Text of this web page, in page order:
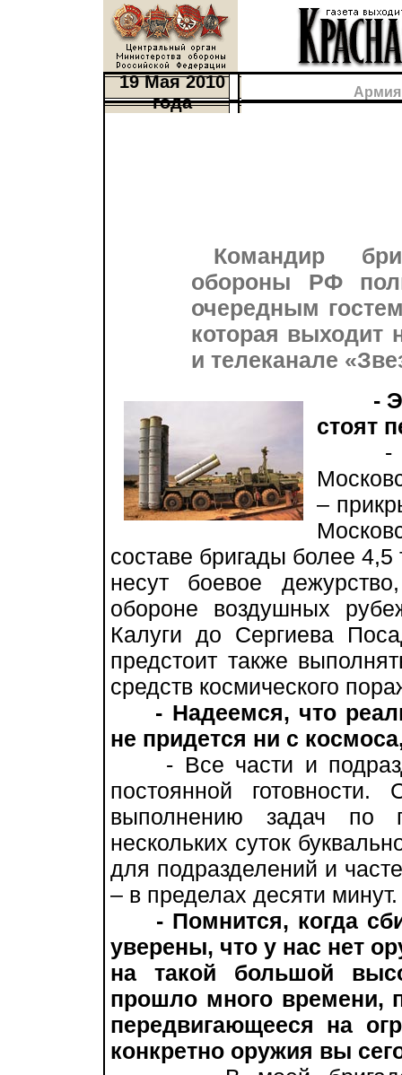
19 Мая 2010
года
Командир
обороны РФ
очередным
которая выходит
и телеканале
-
стоят
-
–
составе бригады более
несут боевое
обороне воздушных
Калуги до Сергиева
предстоит также
средств космического
- Надеемся, что
не придется ни с
- Все части и
постоянной
выполнению задач по
нескольких суток
для подразделений и
– в пределах десяти минут.
- Помнится, когда
уверены, что у нас нет
на такой большой
прошло много времени,
передвигающееся на
конкретно оружия вы